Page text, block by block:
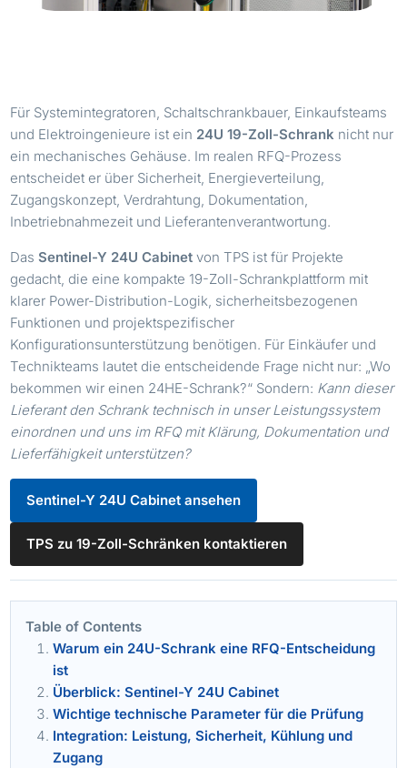
Für Systemintegratoren, Schaltschrankbauer, Einkaufsteams
und Elektroingenieure ist ein 24U 19-Zoll-Schrank nicht nur
ein mechanisches Gehäuse. Im realen RFQ-Prozess
entscheidet er über Sicherheit, Energieverteilung,
Zugangskonzept, Verdrahtung, Dokumentation,
Inbetriebnahmezeit und Lieferantenverantwortung.
DasSentinel-Y 24U Cabinet von TPS ist für Projekte
gedacht, die eine kompakte 19-Zoll-Schrankplattform mit
klarer Power-Distribution-Logik, sicherheitsbezogenen
Funktionen und projektspezifischer
Konfigurationsunterstützung benötigen. Für Einkäufer und
Technikteams lautet die entscheidende Frage nicht nur: „Wo
bekommen wir einen 24HE-Schrank?“ Sondern: Kann dieser
Lieferant den Schrank technisch in unser Leistungssystem
einordnen und uns im RFQ mit Klärung, Dokumentation und
Lieferfähigkeit unterstützen?
Sentinel-Y 24U Cabinet ansehen
TPS zu 19-Zoll-Schränken kontaktieren
Table of Contents
Warum ein 24U-Schrank eine RFQ-Entscheidung
ist
Überblick: Sentinel-Y 24U Cabinet
Wichtige technische Parameter für die Prüfung
Integration: Leistung, Sicherheit, Kühlung und
Zugang